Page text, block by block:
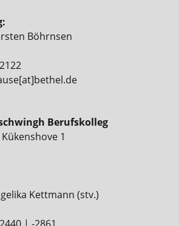
Böhrnsen
Berufskolleg
1
Kettmann (stv.)
| -2861